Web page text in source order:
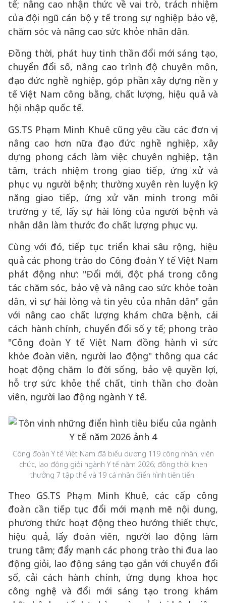
tế; nâng cao nhận thức về vai trò, trách nhiệm
của đội ngũ cán bộ y tế trong sự nghiệp bảo vệ,
chăm sóc và nâng cao sức khỏe nhân dân.
Đồng thời, phát huy tinh thần đổi mới sáng tạo,
chuyển đổi số, nâng cao trình độ chuyên môn,
đạo đức nghề nghiệp, góp phần xây dựng nền y
tế Việt Nam công bằng, chất lượng, hiệu quả và
hội nhập quốc tế.
GS.TS Phạm Minh Khuê cũng yêu cầu các đơn vị
nâng cao hơn nữa đạo đức nghề nghiệp, xây
dựng phong cách làm việc chuyên nghiệp, tận
tâm, trách nhiệm trong giao tiếp, ứng xử và
phục vụ người bệnh; thường xuyên rèn luyện kỹ
năng giao tiếp, ứng xử văn minh trong môi
trường y tế, lấy sự hài lòng của người bệnh và
nhân dân làm thước đo chất lượng phục vụ.
Cùng với đó, tiếp tục triển khai sâu rộng, hiệu
quả các phong trào do Công đoàn Y tế Việt Nam
phát động như: "Đổi mới, đột phá trong công
tác chăm sóc, bảo vệ và nâng cao sức khỏe toàn
dân, vì sự hài lòng và tin yêu của nhân dân" gắn
với nâng cao chất lượng khám chữa bệnh, cải
cách hành chính, chuyển đổi số y tế; phong trào
"Công đoàn Y tế Việt Nam đồng hành vì sức
khỏe đoàn viên, người lao động" thông qua các
hoạt động chăm lo đời sống, bảo vệ quyền lợi,
hỗ trợ sức khỏe thể chất, tinh thần cho đoàn
viên, người lao động ngành Y tế.
Công đoàn Y tế Việt Nam đã biểu dương 119 công nhân, viên
chức, lao động giỏi ngành Y tế năm 2026; đồng thời khen
thưởng 7 tập thể và 19 cá nhân điển hình tiên tiến.
Theo GS.TS Phạm Minh Khuê, các cấp công
đoàn cần tiếp tục đổi mới mạnh mẽ nội dung,
phương thức hoạt động theo hướng thiết thực,
hiệu quả, lấy đoàn viên, người lao động làm
trung tâm; đẩy mạnh các phong trào thi đua lao
động giỏi, lao động sáng tạo gắn với chuyển đổi
số, cải cách hành chính, ứng dụng khoa học
công nghệ và đổi mới sáng tạo trong khám